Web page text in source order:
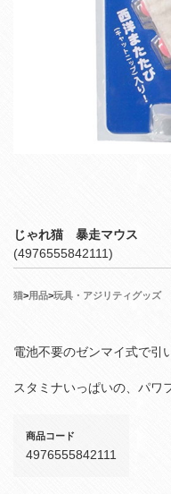
じゃれ猫 暴走マウス
(4976555842111)
猫>用品>玩具・アジリティグッズ
電池不要のゼンマイ式で引
スタミナいっぱいの、パワ
商品コード
4976555842111